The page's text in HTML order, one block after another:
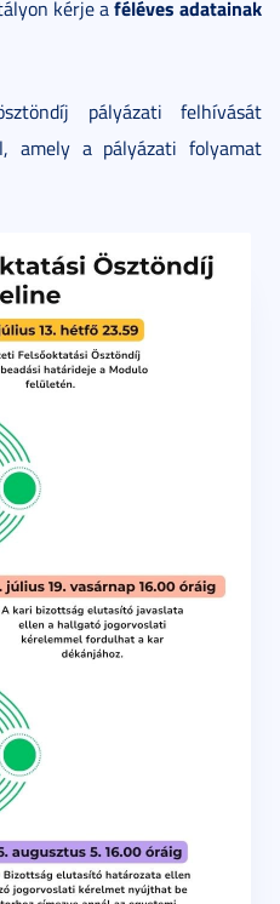
kérje aféléves adatainak
pályázati felhívását
amely a pályázati folyamat